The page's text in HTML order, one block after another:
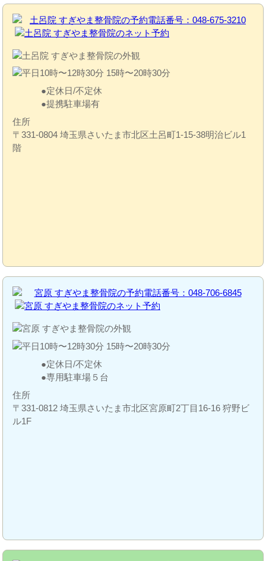
定休日/不定休
提携駐車場有
住所
〒331-0804 埼玉県さいたま市北区土呂町1-15-38明治ビル1
階
定休日/不定休
専用駐車場５台
住所
〒331-0812 埼玉県さいたま市北区宮原町2丁目16-16 狩野ビ
ル1F